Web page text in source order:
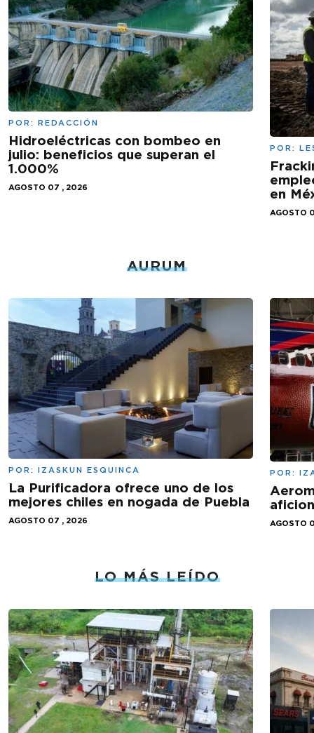
POR: REDACCIÓN
Hidroeléctricas con bombeo en
julio: beneficios que superan el
1.000%
AGOSTO 07 , 2026
POR:
en
AGOSTO
AURUM
POR: IZASKUN ESQUINCA
La Purificadora ofrece uno de los
mejores chiles en nogada de Puebla
AGOSTO 07 , 2026
POR:
AGOSTO
LO MÁS LEÍDO